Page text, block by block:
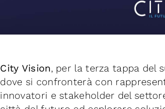
City Vision, per la terza tappa del
dove si confronterà con
innovatori e stakeholder del